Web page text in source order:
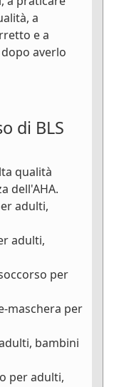
a
e a
averlo
di BLS
qualità
dell'AHA.
adulti,
adulti,
per
maschera per
bambini
per adulti,